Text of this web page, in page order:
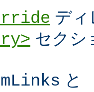
デ
セクシ
と